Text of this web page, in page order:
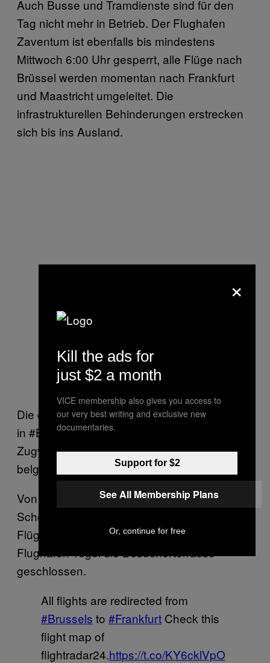
Auch Busse und Tramdienste sind für den
Tag nicht mehr in Betrieb. Der Flughafen
Zaventum ist ebenfalls bis mindestens
Mittwoch 6:00 Uhr gesperrt, alle Flüge nach
Brüssel werden momentan nach Frankfurt
und Maastricht umgeleitet. Die
infrastrukturellen Behinderungen erstrecken
sich bis ins Ausland.
Die dpa meldet: „Nach den Terroranschlägen
in #Brüssel hat die Deutsche Bahn den
Zugverkehr zwischen Aachen und der
belgischen Hauptstadt eingestellt”.
Von den Berliner Flughäfen Tegel und
Schönefeld aus starten bis auf weiteres keine
Flüge mehr nach Brüssel; zudem ist im
Flughafen Tegel die Besucherterrasse
geschlossen.
All flights are redirected from
#Brussels to #Frankfurt Check this
flight map of
flightradar24.https://t.co/KY6cklVpO
×
Kill the ads for
just $2 a month
VICE membership also gives you access to
our very best writing and exclusive new
documentaries.
Support for $2
See All Membership Plans
Or, continue for free